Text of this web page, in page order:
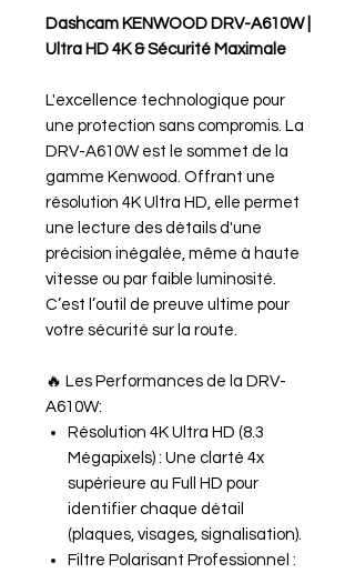
Dashcam KENWOOD DRV-A610W |
Ultra HD 4K & Sécurité Maximale
L'excellence technologique pour
une protection sans compromis. La
DRV-A610W est le sommet de la
gamme Kenwood. Offrant une
résolution 4K Ultra HD, elle permet
une lecture des détails d'une
précision inégalée, même à haute
vitesse ou par faible luminosité.
C’est l’outil de preuve ultime pour
votre sécurité sur la route.
🔥 Les Performances de la DRV-
A610W:
Résolution 4K Ultra HD (8.3
Mégapixels) : Une clarté 4x
supérieure au Full HD pour
identifier chaque détail
(plaques, visages, signalisation).
Filtre Polarisant Professionnel :